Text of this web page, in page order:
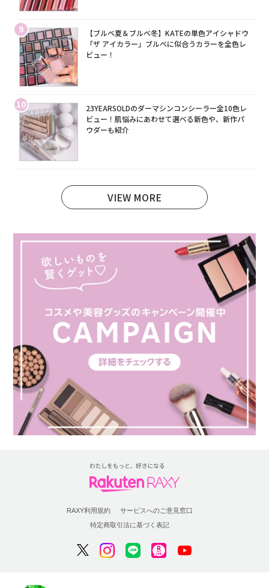
9
【ブルベ夏＆ブルベ冬】KATEの単色アイシャドウ
「ザ アイカラー」ブルベに似合うカラーを全色レ
ビュー！
10
23YEARSOLDのダーマシンコンシーラー全10色レ
ビュー！肌悩みにあわせて選べる新色や、新作パ
ウダーも紹介
VIEW MORE
RAXY利用規約
サービスへのご意見窓口
特定商取引法に基づく表記